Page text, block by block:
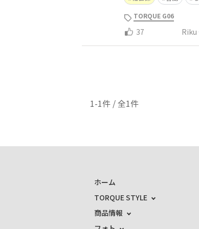
TORQUE G06
37 Riku
1-1件 / 全1件
ホーム
TORQUE STYLE
商品情報